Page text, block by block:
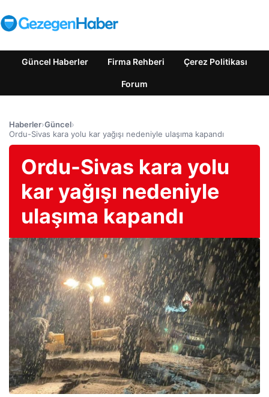
Güncel Haberler Firma Rehberi Çerez Politikası
Forum
Haberler›Güncel›
Ordu-Sivas kara yolu kar yağışı nedeniyle ulaşıma kapandı
Ordu-Sivas kara yolu
kar yağışı nedeniyle
ulaşıma kapandı